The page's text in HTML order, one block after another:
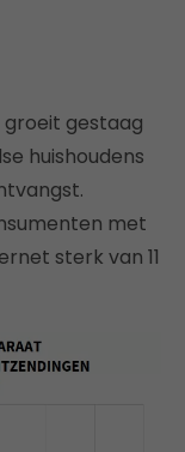
gestaag
huishoudens
met
sterk van 11